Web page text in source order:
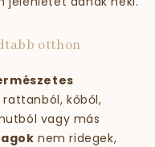
otthon
rattanból, kőből,
vagy más
nem ridegek,